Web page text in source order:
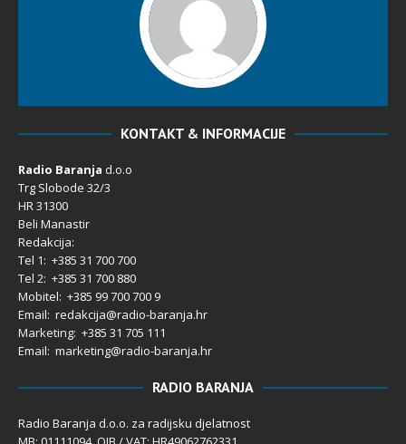
KONTAKT & INFORMACIJE
Radio Baranja d.o.o
Trg Slobode 32/3
HR 31300
Beli Manastir
Redakcija:
Tel 1: +385 31 700 700
Tel 2: +385 31 700 880
Mobitel: +385 99 700 700 9
Email: redakcija@radio-baranja.hr
Marketing: +385 31 705 111
Email: marketing@radio-baranja.hr
RADIO BARANJA
Radio Baranja d.o.o. za radijsku djelatnost